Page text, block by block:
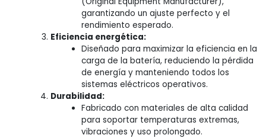
garantizando un ajuste perfecto y el
rendimiento esperado.
Eficiencia energética:
Diseñado para maximizar la eficiencia en la
carga de la batería, reduciendo la pérdida
de energía y manteniendo todos los
sistemas eléctricos operativos.
Durabilidad:
Fabricado con materiales de alta calidad
para soportar temperaturas extremas,
vibraciones y uso prolongado.